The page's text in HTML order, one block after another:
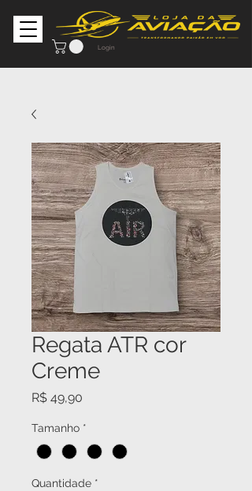
Login
Regata ATR cor
Creme
R$ 49,90
Tamanho *
Quantidade *